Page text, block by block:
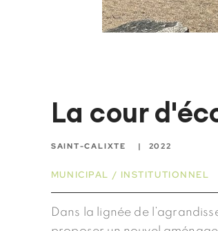
La cour
SAINT-CALIXTE 2022
MUNICIPAL / INSTITUTIONNEL
Dans la lignée de